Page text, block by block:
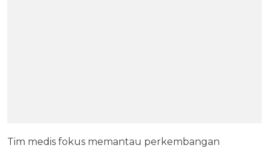
Tim medis fokus memantau perkembangan